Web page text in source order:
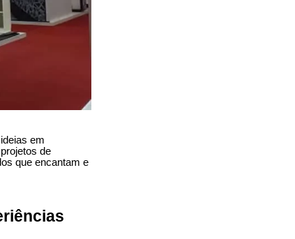
em
de
que encantam e